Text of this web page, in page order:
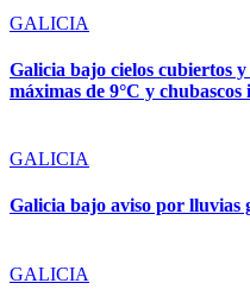
GALICIA
Galicia bajo cielos cubiertos y
máximas de 9°C y
GALICIA
Galicia bajo aviso por lluvias
GALICIA